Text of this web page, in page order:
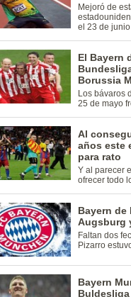
Mejoró de
el 23 de
El Bayern
Borussia
Los bávaros
25 de mayo
Al
años este
para rato
Y al parecer
ofrecer todo
Bayern de
Augsburg
Faltan dos
Pizarro
Bayern
Buldesliga